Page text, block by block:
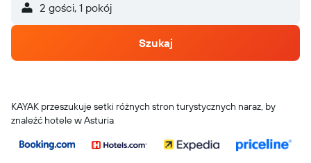
2 gości, 1 pokój
Szukaj
KAYAK przeszukuje setki różnych stron turystycznych naraz, by
znaleźć hotele w Asturia